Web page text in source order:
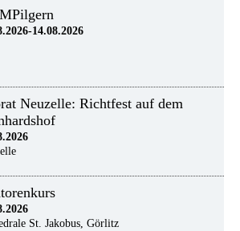
14.08.2026
Neuzelle: Richtfest auf dem
St. Jakobus, Görlitz